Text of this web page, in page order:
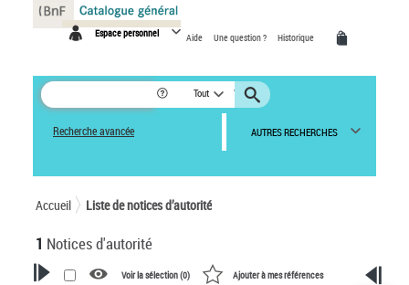
Espace personnel Aide Une question ? Historique
Tout
Recherche avancée AUTRES RECHERCHES
Accueil Liste de notices d’autorité
1 Notices d'autorité
Voir la sélection (0) Ajouter à mes références
Panneau de gestion des cookies